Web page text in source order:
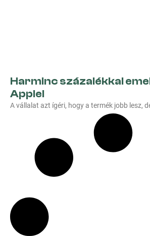
Harminc százalékkal
Apple!
A vállalat azt ígéri, hogy a termék jobb lesz,